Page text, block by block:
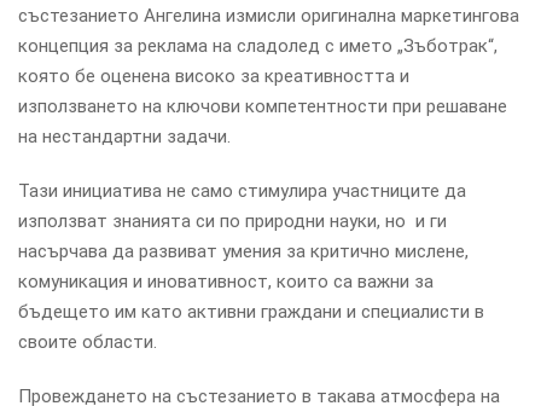
състезанието Ангелина измисли оригинална маркетингова
концепция за реклама на сладолед с името „Зъботрак“,
която бе оценена високо за креативността и
използването на ключови компетентности при решаване
на нестандартни задачи.
Тази инициатива не само стимулира участниците да
използват знанията си по природни науки, но и ги
насърчава да развиват умения за критично мислене,
комуникация и иновативност, които са важни за
бъдещето им като активни граждани и специалисти в
своите области.
Провеждането на състезанието в такава атмосфера на